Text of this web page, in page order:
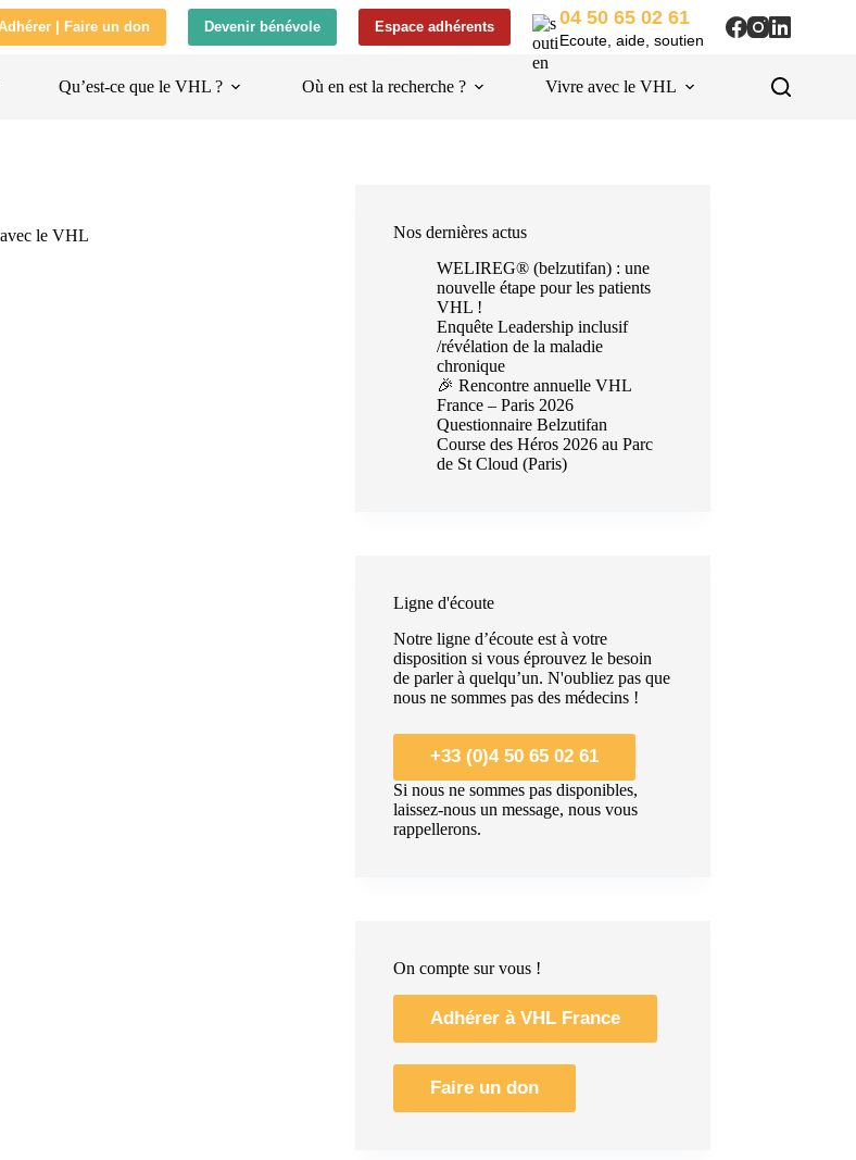
| Faire un don Devenir bénévole Espace adhérents 04 50 65 02 61
Ecoute, aide, soutien
Qu’est-ce que le VHL ? Où en est la recherche ? Vivre avec le VHL Liens utiles
le VHL
Nos dernières actus
WELIREG® (belzutifan) : une
nouvelle étape pour les patients
VHL !
Enquête Leadership inclusif
/révélation de la maladie
chronique
🎉 Rencontre annuelle VHL
France – Paris 2026
Questionnaire Belzutifan
Course des Héros 2026 au Parc
de St Cloud (Paris)
Ligne d'écoute
Notre ligne d’écoute est à votre
disposition si vous éprouvez le besoin
de parler à quelqu’un. N'oubliez pas que
nous ne sommes pas des médecins !
+33 (0)4 50 65 02 61
Si nous ne sommes pas disponibles,
laissez-nous un message, nous vous
rappellerons.
On compte sur vous !
Adhérer à VHL France
Faire un don